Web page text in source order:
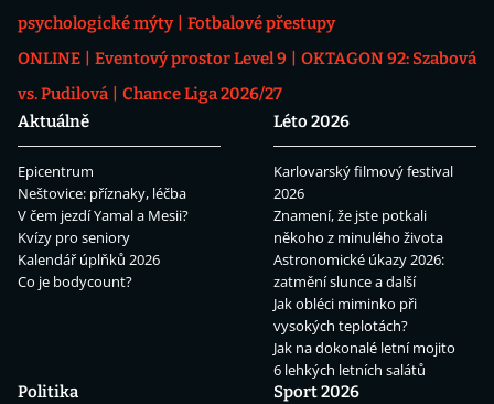
psychologické mýty
Fotbalové přestupy
ONLINE
Eventový prostor Level 9
OKTAGON 92: Szabová
vs. Pudilová
Chance Liga 2026/27
Aktuálně
Epicentrum
Neštovice: příznaky, léčba
V čem jezdí Yamal a Mesii?
Kvízy pro seniory
Kalendář úplňků 2026
Co je bodycount?
Léto 2026
Karlovarský filmový festival
2026
Znamení, že jste potkali
někoho z minulého života
Astronomické úkazy 2026:
zatmění slunce a další
Jak obléci miminko při
vysokých teplotách?
Jak na dokonalé letní mojito
6 lehkých letních salátů
Politika
Sport 2026